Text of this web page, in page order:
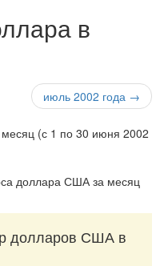
в
июль 2002 года →
доллара США за месяц
долларов США в